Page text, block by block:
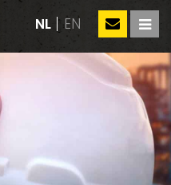
NL EN